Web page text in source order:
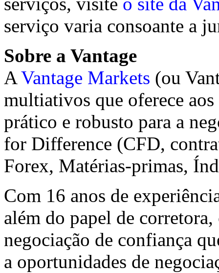
serviço varia consoante a
Sobre a Vantage
AVantage Markets (ou
multiativos que oferece
prático e robusto para a
for Difference (CFD,
Forex, Matérias-primas,
Com 16 anos de
além do papel de
negociação de confiança
a oportunidades de